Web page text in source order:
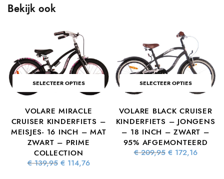
Bekijk ook
SELECTEER OPTIES
VOLARE MIRACLE
CRUISER KINDERFIETS –
MEISJES- 16 INCH – MAT
ZWART – PRIME
COLLECTION
€139,95 Oorspronkelijke
prijs was:
€ 114,76
SELECTEER OPTIES
VOLARE BLACK CRUISER
KINDERFIETS – JONGENS
– 18 INCH – ZWART –
95% AFGEMONTEERD
€209,95 Oorspronkelijke
prijs was:
€ 172,16